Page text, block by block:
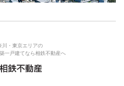
川・東京エリアの
一戸建てなら相鉄不動産へ